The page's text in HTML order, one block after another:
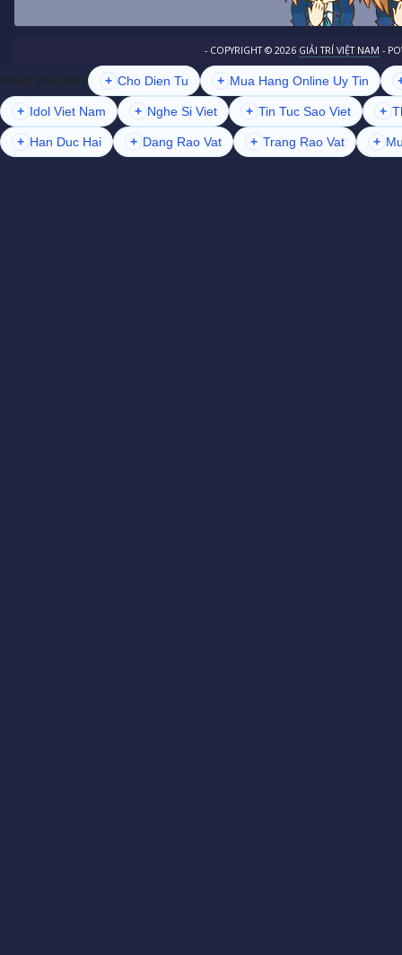
- COPYRIGHT © 2026 GIẢI TRÍ VIỆT NAM -
Khám phá thêm + Cho Dien Tu + Mua Hang Online Uy Tin
+ Idol Viet Nam + Nghe Si Viet + Tin Tuc Sao Viet +
+ Han Duc Hai + Dang Rao Vat + Trang Rao Vat +